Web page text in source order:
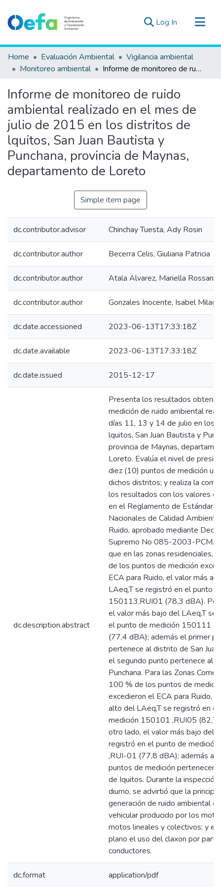
Log In (current)
Communities & Collections
All of DSpace
Estad. Externas
Guias ▾
Home Evaluación Ambiental
Vigilancia ambiental
Monitoreo ambiental
Informe de monitoreo de ruido ambiental realizado en el mes de julio de 2015 en los distritos de lquitos, San Juan Bautista y Punchana, provincia de Maynas, departamento de Loreto
Informe de monitoreo de ruido
ambiental realizado en el mes de
julio de 2015 en los distritos de
lquitos, San Juan Bautista y
Punchana, provincia de Maynas,
departamento de Loreto
Simple item page
dc.contributor.advisor Chinchay Tuesta, Ady Rosin
dc.contributor.author Becerra Celis, Giuliana Patricia
dc.contributor.author Atala Alvarez, Mariella Rossana
dc.contributor.author Gonzales Inocente, Isabel
dc.date.accessioned 2023-06-13T17:33:18Z
dc.date.available 2023-06-13T17:33:18Z
dc.date.issued 2015-12-17
dc.description.abstract
Presenta los resultados
medición de ruido ambiental
días 11, 13 y 14 de julio en los
lquitos, San Juan Bautista y
provincia de Maynas,
Loreto. Evalúa el nivel de
diez (10) puntos de medición
dichos distritos; y realiza la
los resultados con los valores
en el Reglamento de Estándares
Nacionales de Calidad
Ruido, aprobado mediante
Supremo No 085-2003-PCM.
que en las zonas residenciales,
de los puntos de medición
ECA para Ruido, el valor más
LAeq,T se registró en el punto
150113,RUI01 (78,3 dBA).
el valor más bajo del LAeq,T se
el punto de medición 150111
(77,4 dBA); además el primer
pertenece al distrito de San
el segundo punto pertenece al
Punchana. Para las Zonas
100 % de los puntos de
excedieron el ECA para Ruido,
alto del LAeq,T se registró en
medición 150101 ,RUI05 (82,7
otro lado, el valor más bajo del
registró en el punto de
,RUI-01 (77,8 dBA); además
puntos de medición pertenecen
de Iquitos. Durante la
diurno, se advirtió que la
generación de ruido ambiental
vehicular producido por los
motos lineales y colectivos; y
plano el uso del claxon por
conductores.
dc.format application/pdf